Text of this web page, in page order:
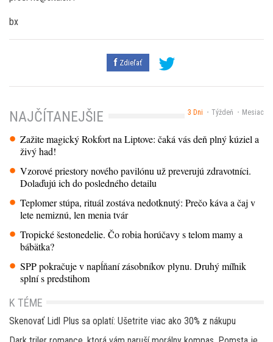
bx
Zdieľať
3 Dni Týždeň Mesiac
NAJČÍTANEJŠIE
Zažite magický Rokfort na Liptove: čaká vás deň plný kúziel a
živý had!
Vzorové priestory nového pavilónu už preverujú zdravotníci.
Dolaďujú ich do posledného detailu
Teplomer stúpa, rituál zostáva nedotknutý: Prečo káva a čaj v
lete nemiznú, len menia tvár
Tropické šestonedelie. Čo robia horúčavy s telom mamy a
bábätka?
SPP pokračuje v napĺňaní zásobníkov plynu. Druhý míľnik
splní s predstihom
K TÉME
Skenovať Lidl Plus sa oplatí: Ušetrite viac ako 30% z nákupu